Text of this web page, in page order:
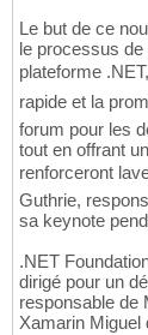
Le but de ce
le processus
plateforme
rapide et la
forum pour les
tout en offrant
renforceront
Guthrie,
sa keynote
.NET
dirigé pour un
responsable de
Xamarin Miguel